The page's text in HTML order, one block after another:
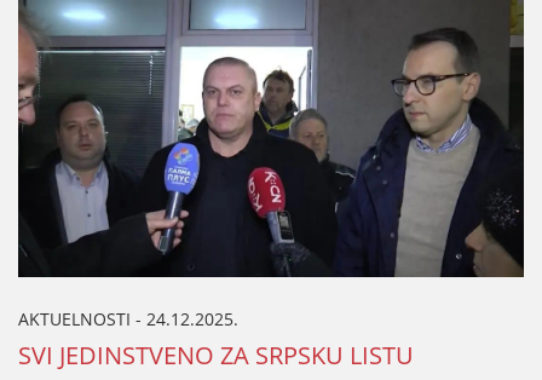
AKTUELNOSTI - 24.12.2025.
SVI ЈEDINSTVENO ZA SRPSKU LISTU